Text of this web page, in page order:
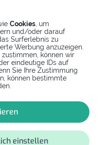
Cookies , um
und/oder darauf
Surferlebnis zu
Werbung anzuzeigen.
können wir
eindeutige IDs auf
Sie Ihre Zustimmung
können bestimmte
einstellen
über
Zweck.